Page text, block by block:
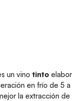
un vino tinto
en frío de 5
la extracción